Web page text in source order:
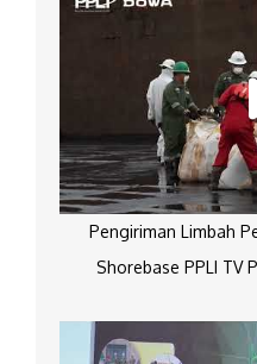
Pengiriman Limbah
Shorebase PPLI TV